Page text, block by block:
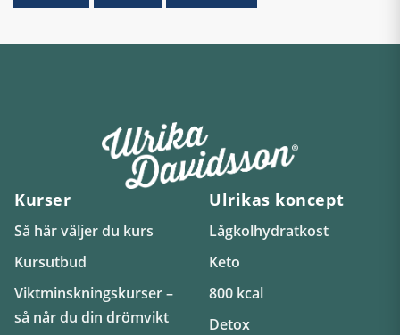
Kurser
Så här väljer du kurs
Kursutbud
Viktminskningskurser –
så når du din drömvikt
Ulrikas koncept
Lågkolhydratkost
Keto
800 kcal
Detox